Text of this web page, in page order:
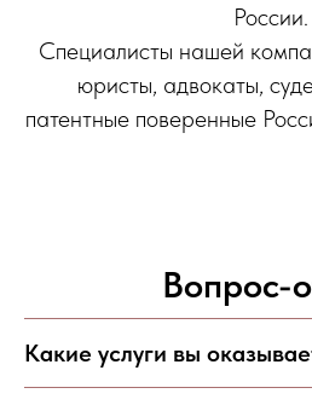
России.
Специалисты нашей
юристы, адвокаты,
патентные поверенные
Вопрос-
Какие услуги вы